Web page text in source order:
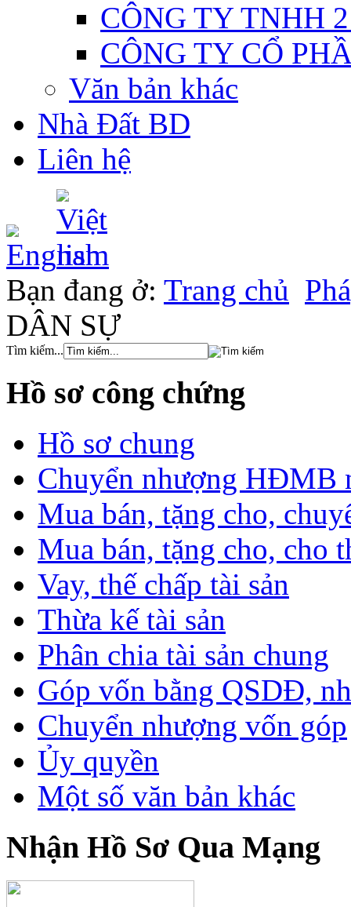
CÔNG TY TNHH
CÔNG TY CỔ
Văn bản khác
Nhà Đất BD
Liên hệ
Bạn đang ở: Trang chủ
DÂN SỰ
Tìm kiếm...
Hồ sơ công chứng
Hồ sơ chung
Chuyển nhượng HĐMB
Mua bán, tặng cho,
Mua bán, tặng cho, cho
Vay, thế chấp tài sản
Thừa kế tài sản
Phân chia tài sản chung
Góp vốn bằng QSDĐ,
Chuyển nhượng vốn góp
Ủy quyền
Một số văn bản khác
Nhận Hồ Sơ Qua Mạng